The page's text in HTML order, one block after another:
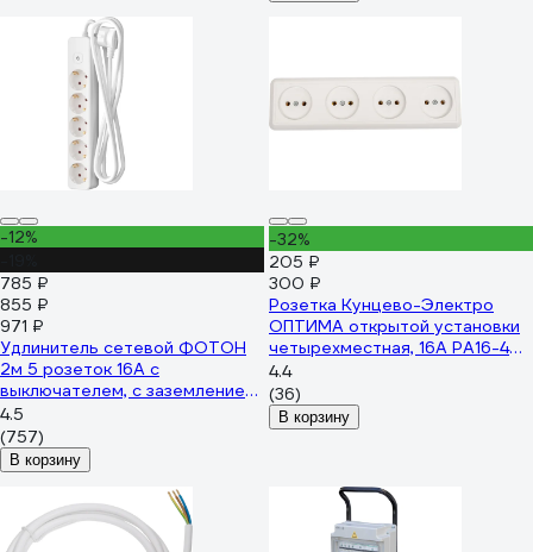
-12%
785 ₽
855 ₽
971 ₽
Удлинитель сетевой ФОТОН
2м 5 розеток 16А с
выключателем, с заземлением,
Белый 21207
4.5
(757)
В корзину
-32%
205 ₽
300 ₽
Розетка Кунцево-Электро
ОПТИМА открытой установки
четырехместная, 16А РА16-402
8024
4.4
(36)
В корзину